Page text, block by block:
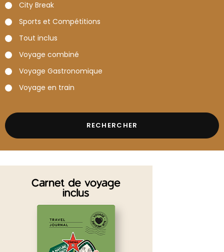
City Break
Sports et Compétitions
Tout inclus
Voyage combiné
Voyage Gastronomique
Voyage en train